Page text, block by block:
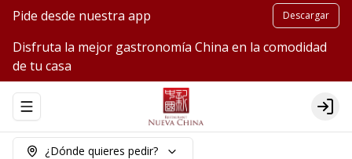
Pide desde nuestra app Descargar
Disfruta la mejor gastronomía China en la comodidad
de tu casa
Abrir menu de navegación Login
¿Dónde quieres pedir?